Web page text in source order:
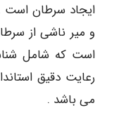
ایجاد سرطان
و میر ناشی از
است که شامل
رعایت دقیق
می باشد .